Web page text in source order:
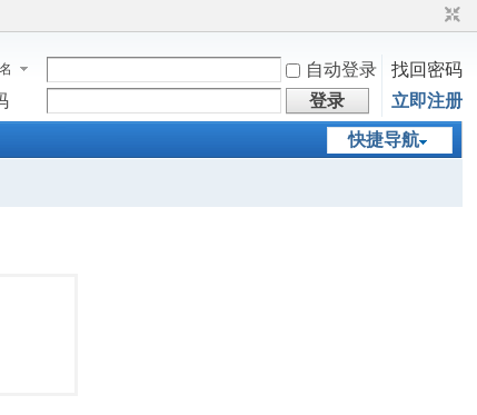
自动登录
找回密码
登录 立即注册
快捷导航